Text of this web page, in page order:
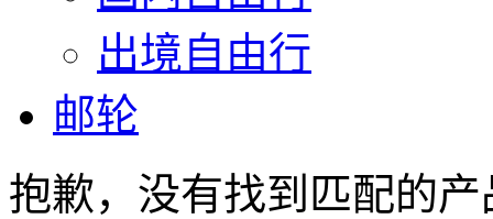
出境自由行
邮轮
抱歉，没有找到匹配的产